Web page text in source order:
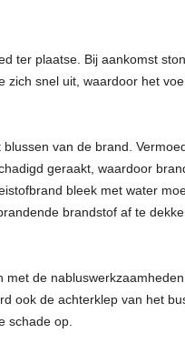
ter plaatse. Bij aankomst
zich snel uit, waardoor het
van de brand.
geraakt, waardoor
bleek met water
brandstof af te
de
ook de achterklep van het
schade op.